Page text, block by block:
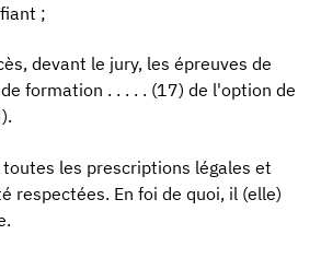
;
devant le jury, les épreuves de
formation . . . . . (17) de l'option de
les prescriptions légales et
respectées. En foi de quoi, il (elle)